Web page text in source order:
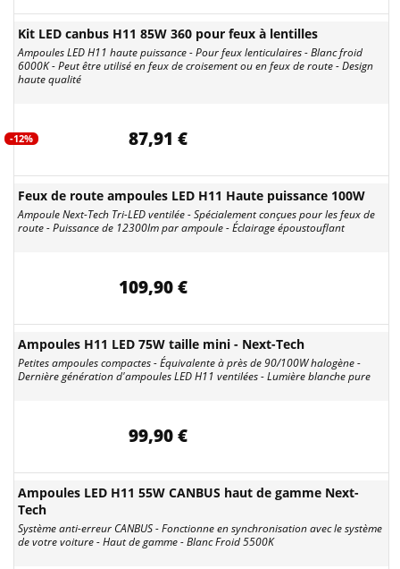
Kit LED canbus H11 85W 360 pour feux à lentilles
Ampoules LED H11 haute puissance - Pour feux lenticulaires - Blanc froid
6000K - Peut être utilisé en feux de croisement ou en feux de route - Design
haute qualité
-12% 87,91 €
Feux de route ampoules LED H11 Haute puissance 100W
Ampoule Next-Tech Tri-LED ventilée - Spécialement conçues pour les feux de
route - Puissance de 12300lm par ampoule - Éclairage époustouflant
109,90 €
Ampoules H11 LED 75W taille mini - Next-Tech
Petites ampoules compactes - Équivalente à près de 90/100W halogène -
Dernière génération d'ampoules LED H11 ventilées - Lumière blanche pure
99,90 €
Ampoules LED H11 55W CANBUS haut de gamme Next-
Tech
Système anti-erreur CANBUS - Fonctionne en synchronisation avec le système
de votre voiture - Haut de gamme - Blanc Froid 5500K